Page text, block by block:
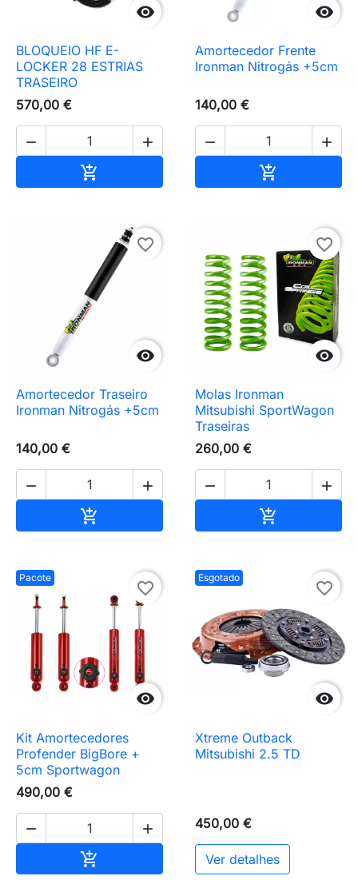

BLOQUEIO HF E-
LOCKER 28 ESTRIAS
TRASEIRO
570,00 €
 


Amortecedor Frente
Ironman Nitrogás +5cm
140,00 €
 


favorite_border
Amortecedor Traseiro
Ironman Nitrogás +5cm
140,00 €
 


favorite_border
Molas Ironman
Mitsubishi SportWagon
Traseiras
260,00 €
 

Pacote

favorite_border
Kit Amortecedores
Profender BigBore +
5cm Sportwagon
490,00 €
 
 Adicionar ao carrinho
Esgotado

favorite_border
Xtreme Outback
Mitsubishi 2.5 TD
450,00 €
Ver detalhes